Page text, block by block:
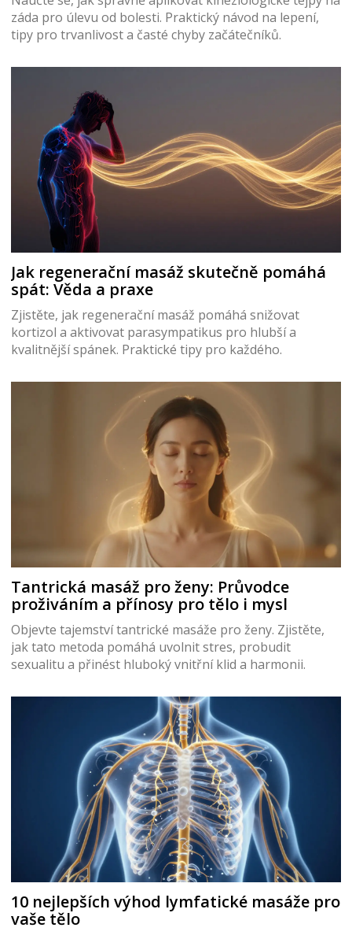
záda pro úlevu od bolesti. Praktický návod na lepení,
tipy pro trvanlivost a časté chyby začátečníků.
Jak regenerační masáž skutečně pomáhá
spát: Věda a praxe
Zjistěte, jak regenerační masáž pomáhá snižovat
kortizol a aktivovat parasympatikus pro hlubší a
kvalitnější spánek. Praktické tipy pro každého.
Tantrická masáž pro ženy: Průvodce
proživáním a přínosy pro tělo i mysl
Objevte tajemství tantrické masáže pro ženy. Zjistěte,
jak tato metoda pomáhá uvolnit stres, probudit
sexualitu a přinést hluboký vnitřní klid a harmonii.
10 nejlepších výhod lymfatické masáže pro
vaše tělo